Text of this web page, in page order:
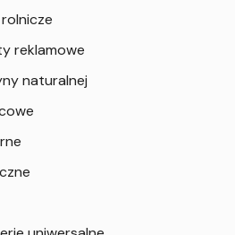
reklamowe
naturalnej